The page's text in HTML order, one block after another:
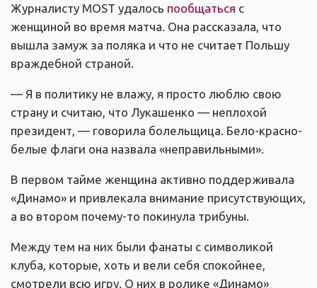
Журналисту MOST удалось пообщаться с
женщиной во время матча. Она рассказала, что
вышла замуж за поляка и что не считает Польшу
враждебной страной.
— Я в политику не влажу, я просто люблю свою
страну и считаю, что Лукашенко — неплохой
президент, — говорила болельщица. Бело-красно-
белые флаги она назвала «неправильными».
В первом тайме женщина активно поддерживала
«Динамо» и привлекала внимание присутствующих,
а во втором почему-то покинула трибуны.
Между тем на них были фанаты с символикой
клуба, которые, хоть и вели себя спокойнее,
смотрели всю игру. О них в ролике «Динамо»